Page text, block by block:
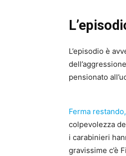
L’episodio è
pensionato
Ferma
colpevolezza
i carabinieri
gravissime c’è